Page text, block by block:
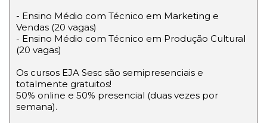
- Ensino Médio com Técnico em Marketing e
Vendas (20 vagas)
- Ensino Médio com Técnico em Produção Cultural
(20 vagas)
Os cursos EJA Sesc são semipresenciais e
totalmente gratuitos!
50% online e 50% presencial (duas vezes por
semana).